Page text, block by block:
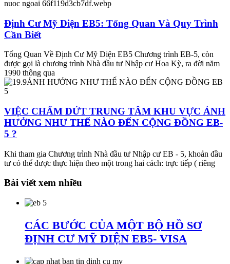
Định Cư Mỹ Diện EB5: Tổng Quan Và Quy Trình
Cần Biết
Tổng Quan Về Định Cư Mỹ Diện EB5 Chương trình EB-5, còn
được gọi là chương trình Nhà đầu tư Nhập cư Hoa Kỳ, ra đời năm
1990 thông qua
VIỆC CHẤM DỨT TRUNG TÂM KHU VỰC ẢNH
HƯỞNG NHƯ THẾ NÀO ĐẾN CỘNG ĐỒNG EB-
5 ?
Khi tham gia Chương trình Nhà đầu tư Nhập cư EB - 5, khoản đầu
tư có thể được thực hiện theo một trong hai cách: trực tiếp ( riêng
Bài viết xem nhiều
CÁC BƯỚC CỦA MỘT BỘ HỒ SƠ
ĐỊNH CƯ MỸ DIỆN EB5- VISA